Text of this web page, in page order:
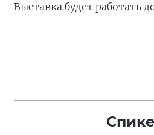
Выставка будет работать